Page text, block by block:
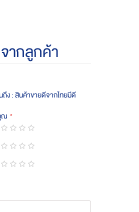
ากลูกค้า
ถึง : สินค้าขายดีจากไทยมีดี
ณ